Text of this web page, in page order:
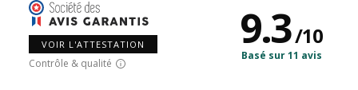
VOIR L'ATTESTATION
Contrôle & qualité
9.3/10
Basé sur 11 avis